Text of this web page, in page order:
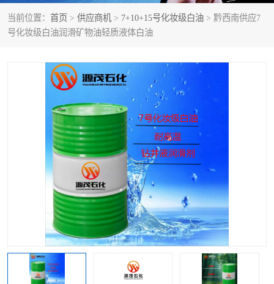
当前位置： 首页 > 供应商机 > 7+10+15号化妆级白油 > 黔西南供应7
号化妆级白油润滑矿物油轻质液体白油
异构烷烃 天然乳胶
26+32号化妆级白油 46+68号化妆级白油
2731溶剂油